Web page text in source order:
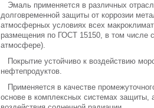
Эмаль применяется в различных
долговременной защиты от коррозии
атмосферных условиях всех
размещения по ГОСТ 15150, в том числе
атмосфере).
Покрытие устойчиво к воздействию
нефтепродуктов.
Применяется в качестве
основе в комплексных системах защиты,